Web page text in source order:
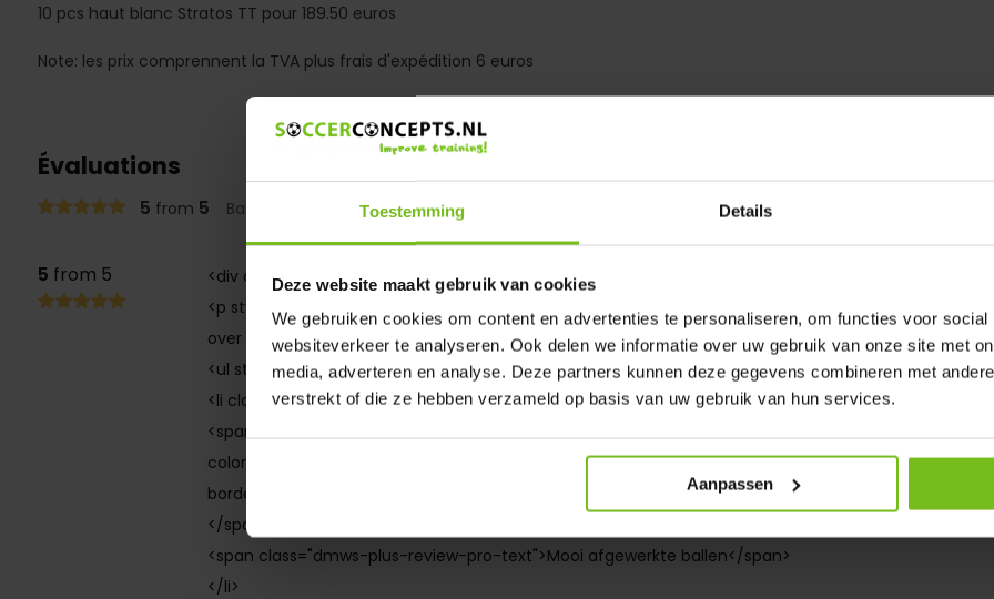
Toestemming Details
Deze website maakt gebruik van cookies
We gebruiken cookies om content en advertenties te personaliseren, om functies voor social
websiteverkeer te analyseren. Ook delen we informatie over uw gebruik van onze site met
media, adverteren en analyse. Deze partners kunnen deze gegevens combineren met
verstrekt of die ze hebben verzameld op basis van uw gebruik van hun services.
Aanpassen
10 pcs haut blanc Stratos TT pour 189.50 euros
Note: les prix comprennent la TVA plus frais d'expédition 6 euros
Évaluations
5 from 5 Based on 1 reviews
5 from 5
<div class="dmws-plus-review-wrapper">
<p style="margin-bottom: 1rem;" class="dmws-plus-review-text">Ballen zien er goed uit, een
over de kwaliteit van de ballen kan ik pas na een half jaar gebruik geven.</p>
<ul style="list-style-type: none; padding-left: 0;" class="dmws-plus-review-pros-cons">
<li class="dmws-plus-review-pros-cons-item" style="padding-right: 0; width: 100%;">
<span class="dmws-plus-review-pro-icon" style="background: #48cfad; font-size: 17px; font-weight:
color: white; margin-right: 10px;
border-radius: 50%; width: 20px; display: inline-block; height: 20px; line-height: 20px; text-align:
</span>
<span class="dmws-plus-review-pro-text">Mooi afgewerkte ballen</span>
</li>